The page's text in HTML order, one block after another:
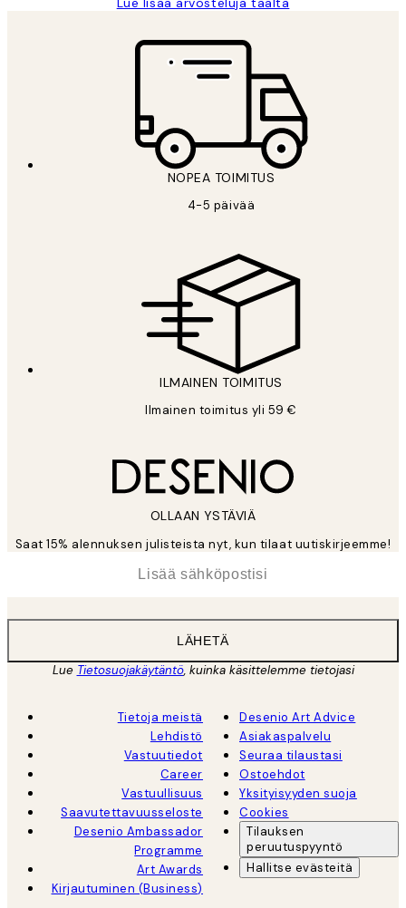
NOPEA TOIMITUS
4-5 päivää
ILMAINEN TOIMITUS
Ilmainen toimitus yli 59 €
OLLAAN YSTÄVIÄ
Saat 15% alennuksen julisteista nyt, kun tilaat uutiskirjeemme!
LÄHETÄ
Lue Tietosuojakäytäntö, kuinka käsittelemme tietojasi
Tietoja meistä
Lehdistö
Vastuutiedot
Career
Vastuullisuus
Saavutettavuusseloste
Desenio Ambassador
Programme
Art Awards
Kirjautuminen (Business)
Desenio Art Advice
Asiakaspalvelu
Seuraa tilaustasi
Ostoehdot
Yksityisyyden suoja
Cookies
Tilauksen
peruutuspyyntö
Hallitse evästeitä